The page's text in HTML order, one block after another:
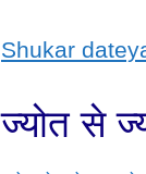
Shukar
ज्योत से